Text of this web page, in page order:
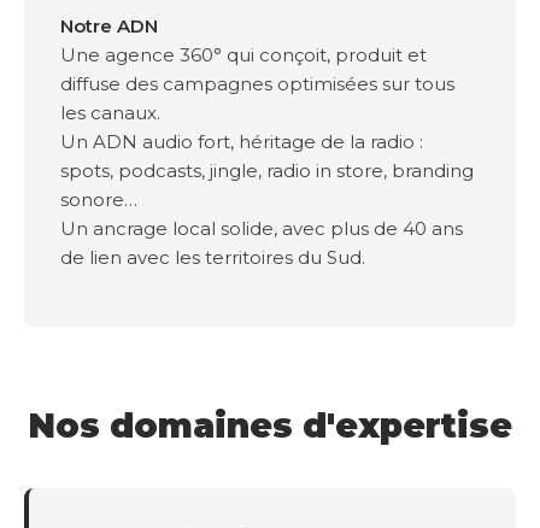
Notre ADN
Une agence 360° qui conçoit, produit et
diffuse des campagnes optimisées sur tous
les canaux.
Un ADN audio fort, héritage de la radio :
spots, podcasts, jingle, radio in store, branding
sonore…
Un ancrage local solide, avec plus de 40 ans
de lien avec les territoires du Sud.
Nos domaines d'expertise